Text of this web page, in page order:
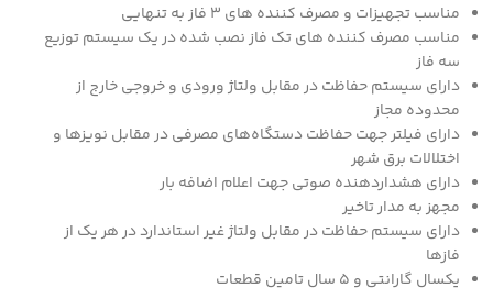
مناسب تجهیزات و مصرف کننده های 3 فاز به تنهایی
مناسب مصرف کننده های تک فاز نصب شده در یک سیستم توزیع
سه فاز
دارای سیستم حفاظت در مقابل ولتاژ ورودی و خروجی خارج از
محدوده مجاز
دارای فیلتر جهت حفاظت دستگاه‌های مصرفی در مقابل نویزها و
اختلالات برق شهر
دارای هشداردهنده صوتی جهت اعلام اضافه بار
مجهز به مدار تاخیر
دارای سیستم حفاظت در مقابل ولتاژ غیر استاندارد در هر یک از
فازها
یکسال گارانتی و 5 سال تامین قطعات